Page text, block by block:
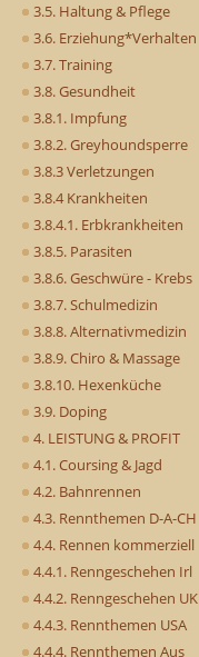
3.5. Haltung & Pflege
3.6. Erziehung*Verhalten
3.7. Training
3.8. Gesundheit
3.8.1. Impfung
3.8.2. Greyhoundsperre
3.8.3 Verletzungen
3.8.4 Krankheiten
3.8.4.1. Erbkrankheiten
3.8.5. Parasiten
3.8.6. Geschwüre - Krebs
3.8.7. Schulmedizin
3.8.8. Alternativmedizin
3.8.9. Chiro & Massage
3.8.10. Hexenküche
3.9. Doping
4. LEISTUNG & PROFIT
4.1. Coursing & Jagd
4.2. Bahnrennen
4.3. Rennthemen D-A-CH
4.4. Rennen kommerziell
4.4.1. Renngeschehen Irl
4.4.2. Renngeschehen UK
4.4.3. Rennthemen USA
4.4.4. Rennthemen Aus